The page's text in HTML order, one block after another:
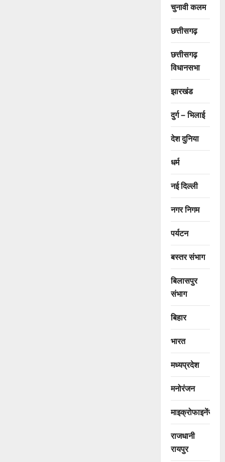
चुनावी कलम
छत्तीसगढ़
छत्तीसगढ़
विधानसभा
झारखंड
दुर्ग – भिलाई
देश दुनिया
धर्म
नई दिल्ली
नगर निगम
पर्यटन
बस्तर संभाग
बिलासपुर
संभाग
बिहार
भारत
मध्यप्रदेश
मनोरंजन
माइक्रोफाइनेंस
राजधानी
रायपुर